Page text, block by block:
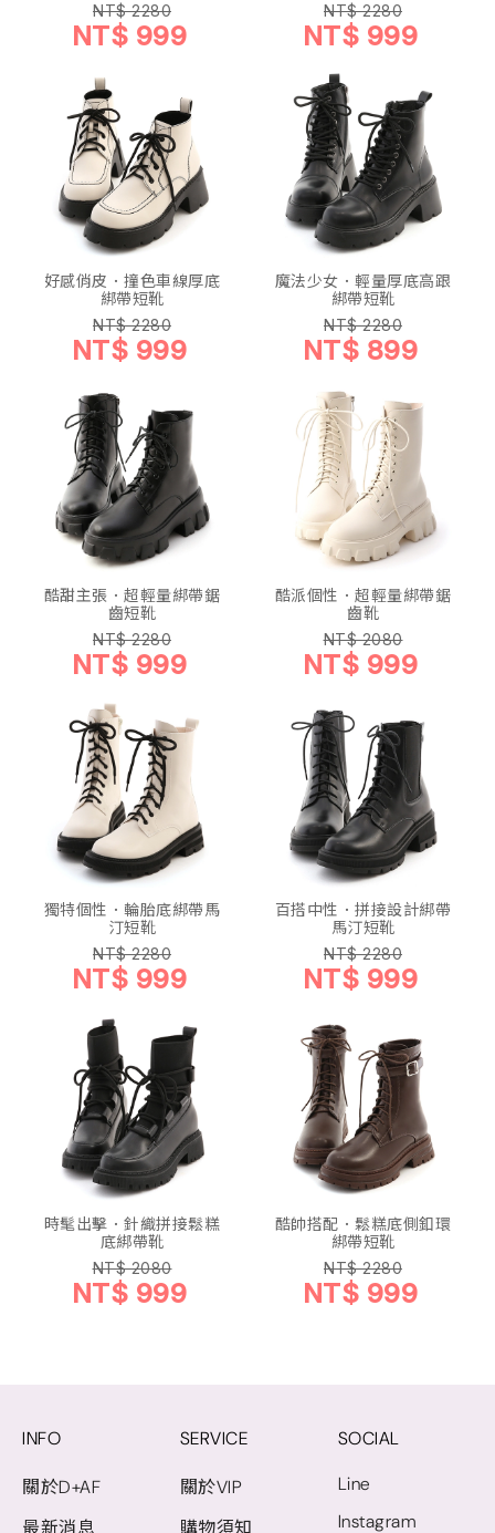
NT$ 2280
NT$ 999
NT$ 2280
NT$ 999
好感俏皮．撞色車線厚底
綁帶短靴
NT$ 2280
NT$ 999
魔法少女．輕量厚底高跟
綁帶短靴
NT$ 2280
NT$ 899
酷甜主張．超輕量綁帶鋸
齒短靴
NT$ 2280
NT$ 999
酷派個性．超輕量綁帶鋸
齒靴
NT$ 2080
NT$ 999
獨特個性．輪胎底綁帶馬
汀短靴
NT$ 2280
NT$ 999
百搭中性．拼接設計綁帶
馬汀短靴
NT$ 2280
NT$ 999
時髦出擊．針織拼接鬆糕
底綁帶靴
NT$ 2080
NT$ 999
酷帥搭配．鬆糕底側釦環
綁帶短靴
NT$ 2280
NT$ 999
INFO
關於D+AF
最新消息
SERVICE
關於VIP
購物須知
SOCIAL
Line
Instagram